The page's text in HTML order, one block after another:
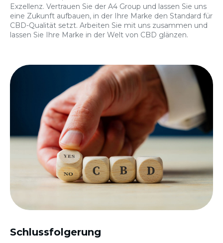
Exzellenz. Vertrauen Sie der A4 Group und lassen Sie uns
eine Zukunft aufbauen, in der Ihre Marke den Standard für
CBD-Qualität setzt. Arbeiten Sie mit uns zusammen und
lassen Sie Ihre Marke in der Welt von CBD glänzen.
Schlussfolgerung